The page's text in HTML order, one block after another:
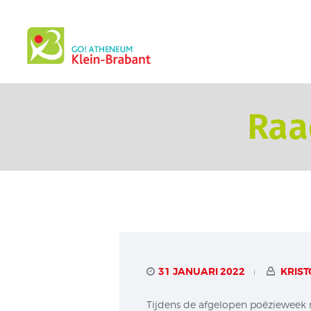
31 JANUARI 2022
Tijdens de afgelopen